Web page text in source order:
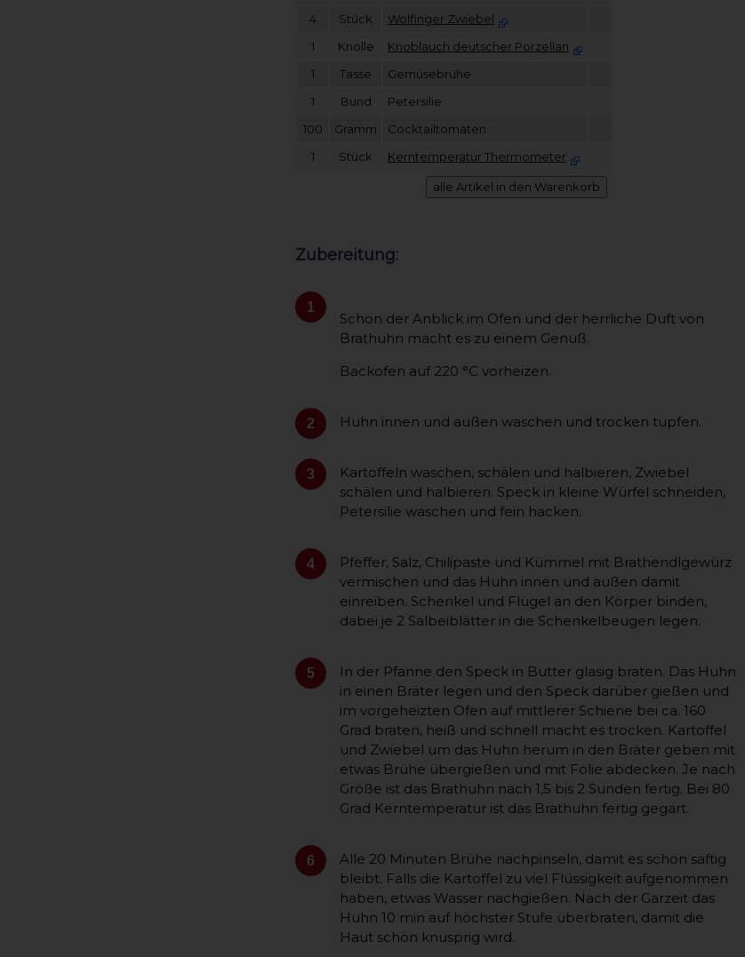
4
Stück
Wolfinger Zwiebel
1
Knolle
Knoblauch deutscher Porzellan
1
Tasse
Gemüsebrühe
1
Bund
Petersilie
100
Gramm
Cocktailtomaten
1
Stück Kerntemperatur Thermometer
Zubereitung:
1
Schon der Anblick im Ofen und der herrliche Duft von
Brathuhn macht es zu einem Genuß.
Backofen auf 220 °C vorheizen.
2 Huhn innen und außen waschen und trocken tupfen.
3
Kartoffeln waschen, schälen und halbieren, Zwiebel
schälen und halbieren. Speck in kleine Würfel schneiden,
Petersilie waschen und fein hacken.
4
Pfeffer, Salz, Chilipaste und Kümmel mit Brathendlgewürz
vermischen und das Huhn innen und außen damit
einreiben. Schenkel und Flügel an den Körper binden,
dabei je 2 Salbeiblätter in die Schenkelbeugen legen.
5
In der Pfanne den Speck in Butter glasig braten. Das Huhn
in einen Bräter legen und den Speck darüber gießen und
im vorgeheizten Ofen auf mittlerer Schiene bei ca. 160
Grad braten, heiß und schnell macht es trocken. Kartoffel
und Zwiebel um das Huhn herum in den Bräter geben mit
etwas Brühe übergießen und mit Folie abdecken. Je nach
Größe ist das Brathuhn nach 1,5 bis 2 Sunden fertig. Bei 80
Grad Kerntemperatur ist das Brathuhn fertig gegart.
6
Alle 20 Minuten Brühe nachpinseln, damit es schön saftig
bleibt. Falls die Kartoffel zu viel Flüssigkeit aufgenommen
haben, etwas Wasser nachgießen. Nach der Garzeit das
Huhn 10 min auf höchster Stufe überbraten, damit die
Haut schön knusprig wird.